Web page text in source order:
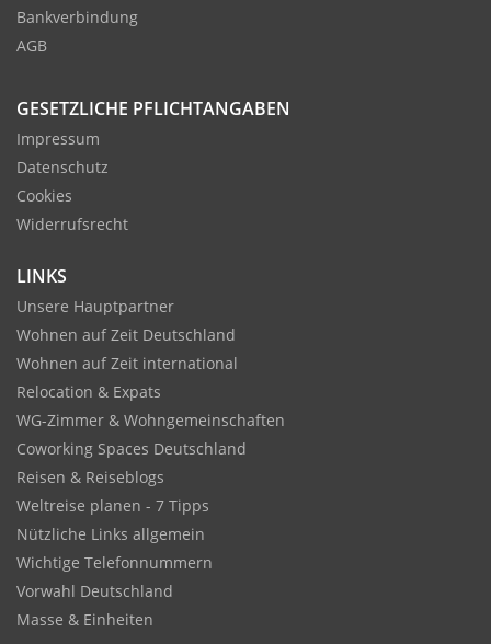
Bankverbindung
AGB
GESETZLICHE PFLICHTANGABEN
Impressum
Datenschutz
Cookies
Widerrufsrecht
LINKS
Unsere Hauptpartner
Wohnen auf Zeit Deutschland
Wohnen auf Zeit international
Relocation & Expats
WG-Zimmer & Wohngemeinschaften
Coworking Spaces Deutschland
Reisen & Reiseblogs
Weltreise planen - 7 Tipps
Nützliche Links allgemein
Wichtige Telefonnummern
Vorwahl Deutschland
Masse & Einheiten